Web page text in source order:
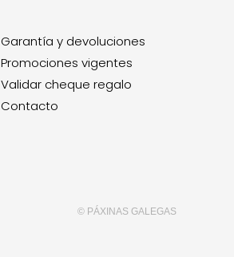
Garantía y devoluciones
Promociones vigentes
Validar cheque regalo
Contacto
© PÁXINAS GALEGAS